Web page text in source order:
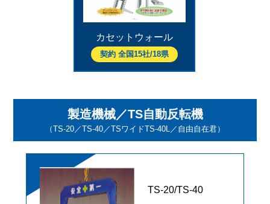
カセットウォール
契約 全国15社/18県
製造機械／TS自動反転機
（TS-20／TS-40／TSワイドTS-40L／自由自在君）
TS-20/TS-40